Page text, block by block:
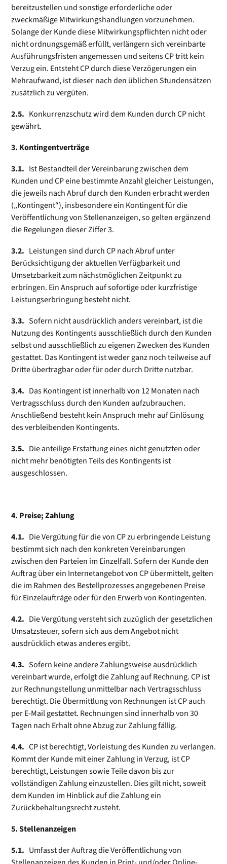
bereitzustellen und sonstige erforderliche oder
zweckmäßige Mitwirkungs­handlungen vorzunehmen.
Solange der Kunde diese Mitwirkungspflichten nicht oder
nicht ordnungsgemäß erfüllt, verlängern sich vereinbarte
Ausführungsfristen angemessen und seitens CP tritt kein
Verzug ein. Entsteht CP durch diese Verzögerungen ein
Mehraufwand, ist dieser nach den üblichen Stundensätzen
zusätzlich zu vergüten.
2.5. Konkurrenzschutz wird dem Kunden durch CP nicht
gewährt.
3. Kontingentverträge
3.1. Ist Bestandteil der Vereinbarung zwischen dem
Kunden und CP eine bestimmte Anzahl gleicher Leis­tungen,
die jeweils nach Abruf durch den Kunden erbracht werden
(„Kontingent“), insbesondere ein Kon­tin­gent für die
Veröffentlichung von Stellenanzeigen, so gelten ergänzend
die Regelungen dieser Ziffer 3.
3.2. Leistungen sind durch CP nach Abruf unter
Berücksichtigung der aktuellen Verfügbarkeit und
Umsetzbarkeit zum nächstmöglichen Zeitpunkt zu
erbringen. Ein Anspruch auf sofortige oder kurzfristige
Leistungserbringung besteht nicht.
3.3. Sofern nicht ausdrücklich anders vereinbart, ist die
Nutzung des Kontingents ausschließlich durch den Kunden
selbst und ausschließlich zu eigenen Zwecken des Kunden
gestattet. Das Kontingent ist weder ganz noch teilweise auf
Dritte übertragbar oder für oder durch Dritte nutzbar.
3.4. Das Kontingent ist innerhalb von 12 Monaten nach
Vertragsschluss durch den Kunden aufzubrauchen.
Anschließend besteht kein Anspruch mehr auf Einlösung
des verbleibenden Kontingents.
3.5. Die anteilige Erstattung eines nicht genutzten oder
nicht mehr benötigten Teils des Kontingents ist
ausgeschlossen.
4. Preise; Zahlung
4.1. Die Vergütung für die von CP zu erbringende Leistung
bestimmt sich nach den konkreten Vereinbarungen
zwischen den Parteien im Einzelfall. Sofern der Kunde den
Auftrag über ein Internetangebot von CP übermittelt, gelten
die im Rahmen des Bestellprozesses angegebenen Preise
für Einzelaufträge oder für den Erwerb von Kontingenten.
4.2. Die Vergütung versteht sich zuzüglich der gesetzlichen
Umsatzsteuer, sofern sich aus dem Angebot nicht
ausdrücklich etwas anderes ergibt.
4.3. Sofern keine andere Zahlungsweise ausdrücklich
vereinbart wurde, erfolgt die Zahlung auf Rechnung. CP ist
zur Rechnungstellung unmittelbar nach Vertragsschluss
berechtigt. Die Übermittlung von Rechnungen ist CP auch
per E-Mail gestattet. Rechnungen sind innerhalb von 30
Tagen nach Erhalt ohne Abzug zur Zahlung fällig.
4.4. CP ist berechtigt, Vorleistung des Kunden zu verlangen.
Kommt der Kunde mit einer Zahlung in Verzug, ist CP
berechtigt, Leistungen sowie Teile davon bis zur
vollständigen Zahlung einzustellen. Dies gilt nicht, soweit
dem Kunden im Hinblick auf die Zahlung ein
Zurückbehaltungsrecht zusteht.
5. Stellenanzeigen
5.1. Umfasst der Auftrag die Veröffentlichung von